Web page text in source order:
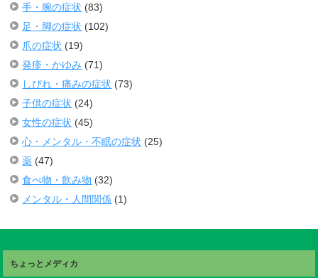
手・腕の症状 (83)
足・脚の症状 (102)
爪の症状 (19)
発疹・かゆみ (71)
しびれ・痛みの症状 (73)
子供の症状 (24)
女性の症状 (45)
心・メンタル・不眠の症状 (25)
薬 (47)
食べ物・飲み物 (32)
メンタル・人間関係 (1)
ちょっとメディカ